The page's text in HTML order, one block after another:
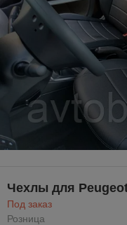
Чехлы для
Под заказ
Розница